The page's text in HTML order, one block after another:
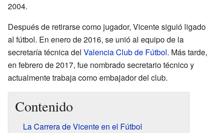
2004.
Después de retirarse como jugador, Vicente siguió ligado
al fútbol. En enero de 2016, se unió al equipo de la
secretaría técnica del Valencia Club de Fútbol. Más tarde,
en febrero de 2017, fue nombrado secretario técnico y
actualmente trabaja como embajador del club.
Contenido
La Carrera de Vicente en el Fútbol